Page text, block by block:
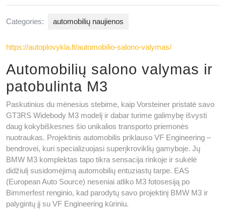
Categories: automobilių naujienos
https://autoplovykla.lt/automobilio-salono-valymas/
Automobilių salono valymas ir
patobulinta M3
Paskutinius du mėnesius stebime, kaip Vorsteiner pristatė savo
GT3RS Widebody M3 modelį ir dabar turime galimybę išvysti
daug kokybiškesnes šio unikalios transporto priemonės
nuotraukas. Projektinis automobilis priklauso VF Engineering –
bendrovei, kuri specializuojasi superįkroviklių gamyboje. Jų
BMW M3 komplektas tapo tikra sensacija rinkoje ir sukėlė
didžiulį susidomėjimą automobilių entuziastų tarpe. EAS
(European Auto Source) neseniai atliko M3 fotosesiją po
Bimmerfest renginio, kad parodytų savo projektinį BMW M3 ir
palygintų jį su VF Engineering kūriniu.